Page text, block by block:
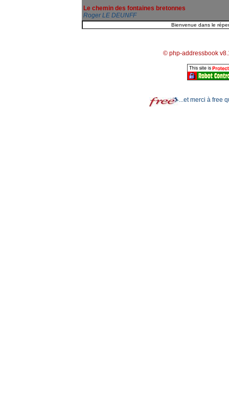
Le chemin des fontaines bretonnes
Roger LE DEUNFF
© php-addressbook
...et merci à free